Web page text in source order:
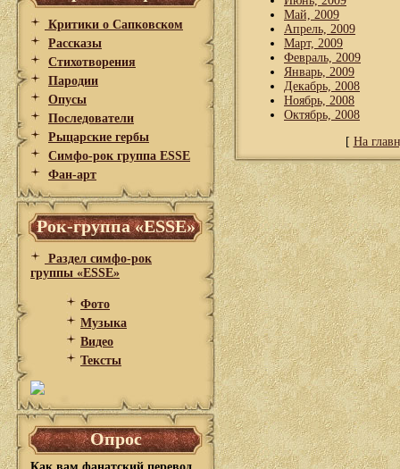
Критики о Сапковском
Рассказы
Стихотворения
Пародии
Опусы
Последователи
Рыцарские гербы
Симфо-рок группа ESSE
Фан-арт
Рок-группа «ESSE»
Раздел симфо-рок
группы «ESSE»
Фото
Музыка
Видео
Тексты
Опрос
Май, 2009
Апрель, 2009
Март, 2009
Февраль, 2009
Январь, 2009
Декабрь, 2008
Ноябрь, 2008
Октябрь, 2008
[ На